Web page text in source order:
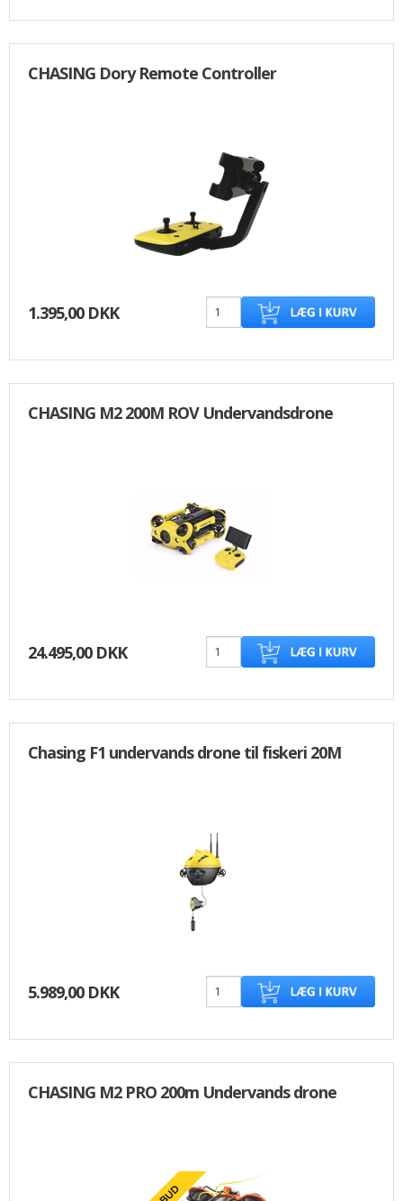
CHASING Dory Remote Controller
1.395,00 DKK
CHASING M2 200M ROV Undervandsdrone
24.495,00 DKK
Chasing F1 undervands drone til fiskeri 20M
5.989,00 DKK
CHASING M2 PRO 200m Undervands drone